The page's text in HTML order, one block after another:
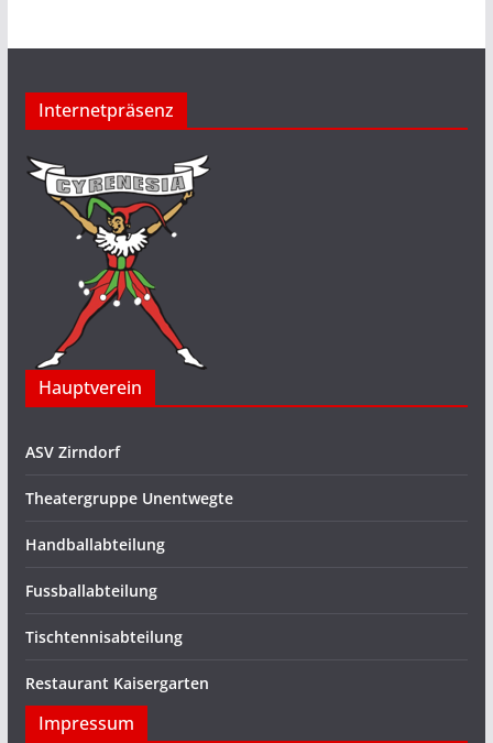
Internetpräsenz
Hauptverein
ASV Zirndorf
Theatergruppe Unentwegte
Handballabteilung
Fussballabteilung
Tischtennisabteilung
Restaurant Kaisergarten
Impressum